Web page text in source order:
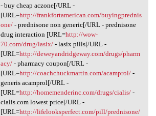
- buy cheap aczone[/URL -
[URL=http://frankfortamerican.com/buyingprednis
one/- prednisone non generic[/URL - prednisone
drug interaction [URL=http://wow-
70.com/drug/lasix/- lasix pills[/URL -
[URL=http://deweyandridgeway.com/drugs/pharm
acy/- pharmacy coupon[/URL -
[URL=http://coachchuckmartin.com/acamprol/-
generis acamprol[/URL -
[URL=http://homemenderinc.com/drugs/cialis/-
cialis.com lowest price[/URL -
[URL=http://lifelooksperfect.com/pill/prednisone/